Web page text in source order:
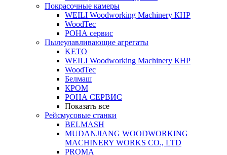
Покрасочные камеры
WEILI Woodworking Machinery КНР
WoodTec
РОНА сервис
Пылеулавливающие агрегаты
KETO
WEILI Woodworking Machinery КНР
WoodTec
Белмаш
КРОМ
РОНА СЕРВИС
Показать все
Рейсмусовые станки
BELMASH
MUDANJIANG WOODWORKING
MACHINERY WORKS CO., LTD
PROMA